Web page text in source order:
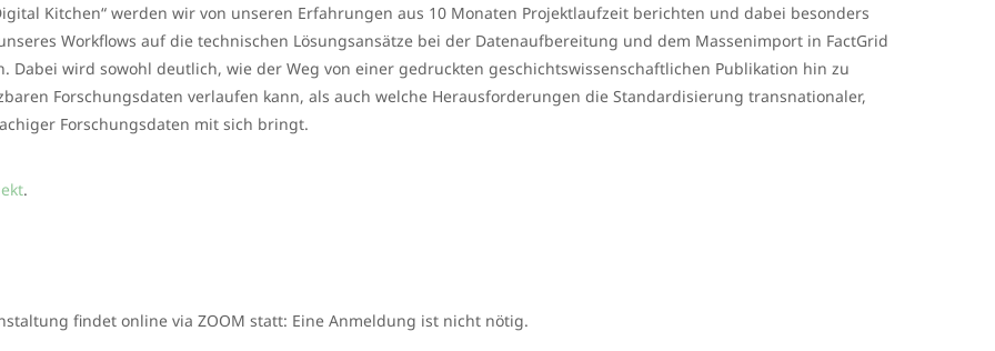
Kitchen“ werden wir von unseren Erfahrungen aus 10 Monaten Projektlaufzeit berichten und dabei besonders
Workflows auf die technischen Lösungsansätze bei der Datenaufbereitung und dem Massenimport in FactGrid
Dabei wird sowohl deutlich, wie der Weg von einer gedruckten geschichtswissenschaftlichen Publikation hin zu
Forschungsdaten verlaufen kann, als auch welche Herausforderungen die Standardisierung transnationaler,
Forschungsdaten mit sich bringt.
.
findet online via ZOOM statt: Eine Anmeldung ist nicht nötig.